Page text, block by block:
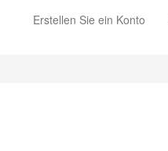
Erstellen Sie ein Konto